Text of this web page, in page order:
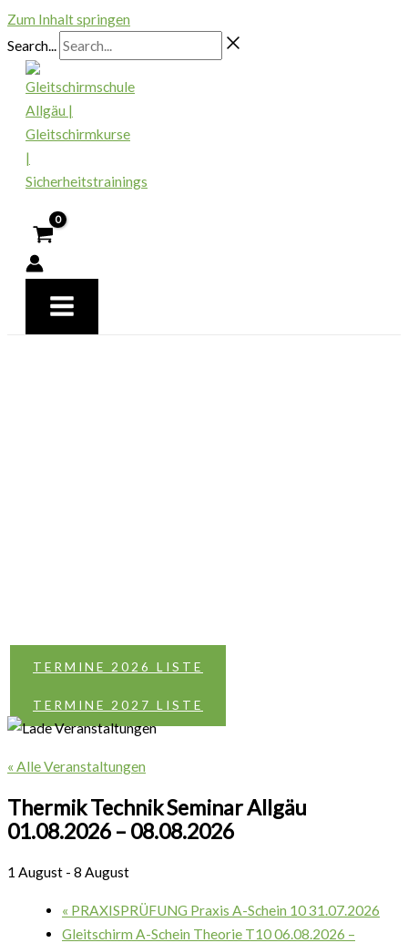
Zum Inhalt springen
Search...
TERMINE 2026 LISTE
TERMINE 2027 LISTE
« Alle Veranstaltungen
Thermik Technik Seminar Allgäu
01.08.2026 – 08.08.2026
1 August - 8 August
« PRAXISPRÜFUNG Praxis A-Schein 10 31.07.2026
Gleitschirm A-Schein Theorie T10 06.08.2026 –